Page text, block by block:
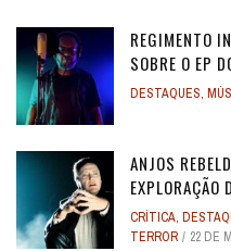
REGIMENTO
SOBRE O EP
DESTAQUES,
ANJOS
EXPLORAÇÃO
CRÍTICA,
TERROR
22 DE